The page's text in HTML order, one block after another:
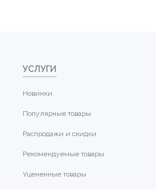
УСЛУГИ
Новинки
Популярные товары
Распродажи и скидки
Рекомендуемые товары
Уцененные товары